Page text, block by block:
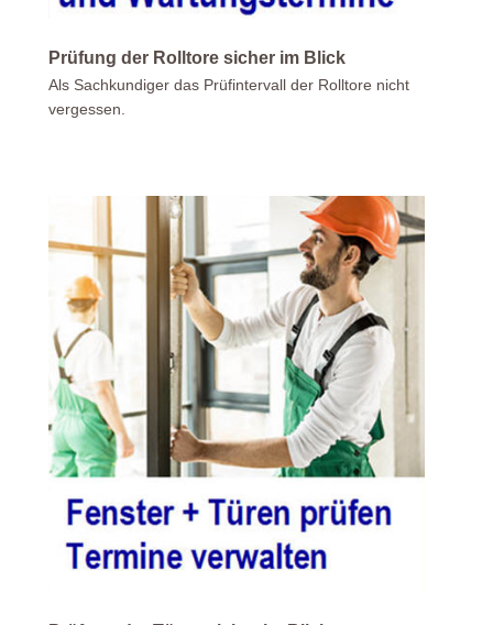
Prüfung der Rolltore sicher im Blick
Als Sachkundiger das Prüfintervall der Rolltore nicht
vergessen.